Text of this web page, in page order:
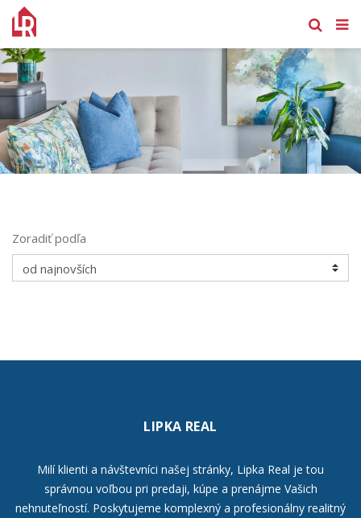
Zoradiť podľa
LIPKA REAL
Milí klienti a návštevníci našej stránky, Lipka Real je tou
správnou voľbou pri predaji, kúpe a prenájme Vašich
nehnuteľností. Poskytujeme komplexný a profesionálny realitný